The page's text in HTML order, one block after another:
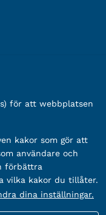
för att webbplatsen
kakor som gör att
användare och
förbättra
vilka kakor du tillåter.
dina inställningar.